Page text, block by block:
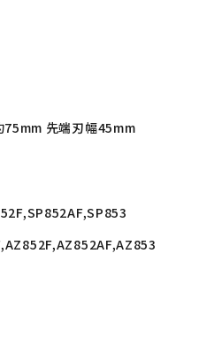
75mm 先端刃幅45mm